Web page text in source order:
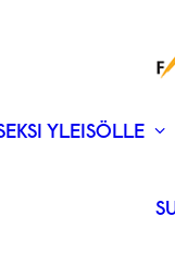
YLEISÖLLE